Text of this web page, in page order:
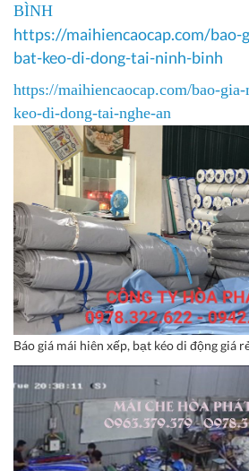
BÌNH
https://maihiencaocap.com/bao-
bat-keo-di-dong-tai-ninh-binh​
https://maihiencaocap.com/bao-
keo-di-dong-tai-nghe-an​
Báo giá mái hiên xếp, bạt kéo di động giá